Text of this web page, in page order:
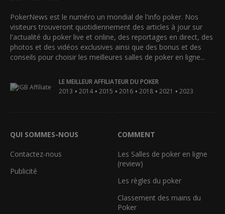
PokerNews est le numéro un mondial de l'info poker. Nos
visiteurs trouveront quotidiennement des articles à jour sur
l'actualité du poker live et online, des reportages en direct, des
photos et des vidéos exclusives ainsi que des bonus et des
conseils pour choisir les meilleures salles de poker en ligne...
LE MEILLEUR AFFILIATEUR DU POKER
2013 • 2014 • 2015 • 2016 • 2018 • 2021 • 2023
QUI SOMMES-NOUS
Contactez-nous
Publicité
COMMENT
Les Salles de poker en ligne
(review)
Les règles du poker
Classement des mains du
Poker